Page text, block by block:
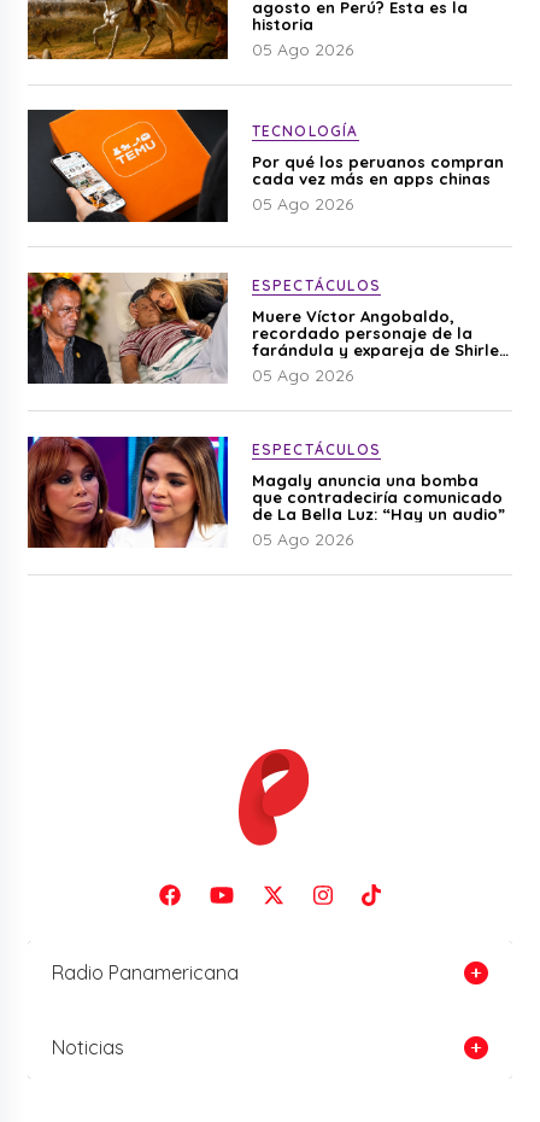
agosto en Perú? Esta es la
historia
05 Ago 2026
TECNOLOGÍA
Por qué los peruanos compran
cada vez más en apps chinas
05 Ago 2026
ESPECTÁCULOS
Muere Víctor Angobaldo,
recordado personaje de la
farándula y expareja de Shirley
Cherres
05 Ago 2026
ESPECTÁCULOS
Magaly anuncia una bomba
que contradeciría comunicado
de La Bella Luz: “Hay un audio”
05 Ago 2026
Radio Panamericana
Noticias